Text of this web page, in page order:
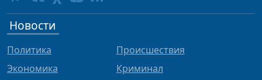
Новости
Политика
Экономика
Происшествия
Криминал